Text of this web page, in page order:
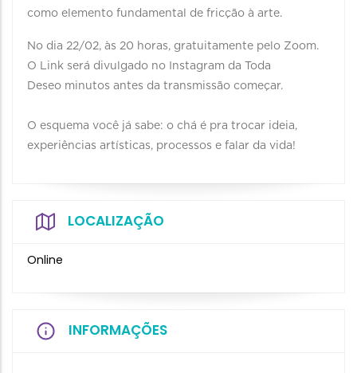
como elemento fundamental de fricção à arte.
No dia 22/02, às 20 horas, gratuitamente pelo Zoom.
O Link será divulgado no Instagram da Toda
Deseo minutos antes da transmissão começar.
O esquema você já sabe: o chá é pra trocar ideia,
experiências artísticas, processos e falar da vida!
LOCALIZAÇÃO
Online
INFORMAÇÕES